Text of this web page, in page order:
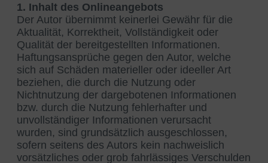
1. Inhalt des Onlineangebots
Der Autor übernimmt keinerlei Gewähr für die
Aktualität, Korrektheit, Vollständigkeit oder
Qualität der bereitgestellten Informationen.
Haftungsansprüche gegen den Autor, welche
sich auf Schäden materieller oder ideeller Art
beziehen, die durch die Nutzung oder
Nichtnutzung der dargebotenen Informationen
bzw. durch die Nutzung fehlerhafter und
unvollständiger Informationen verursacht
wurden, sind grundsätzlich ausgeschlossen,
sofern seitens des Autors kein nachweislich
vorsätzliches oder grob fahrlässiges Verschulden